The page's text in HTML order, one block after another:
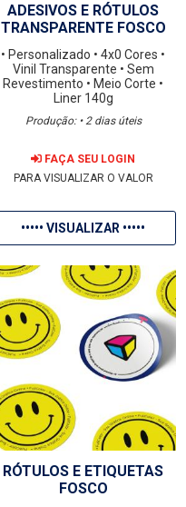
ADESIVOS E RÓTULOS
TRANSPARENTE FOSCO
• Personalizado • 4x0 Cores •
Vinil Transparente • Sem
Revestimento • Meio Corte •
Liner 140g
Produção: • 2 dias úteis
FAÇA SEU LOGIN
PARA VISUALIZAR O VALOR
••••• VISUALIZAR •••••
RÓTULOS E ETIQUETAS
FOSCO